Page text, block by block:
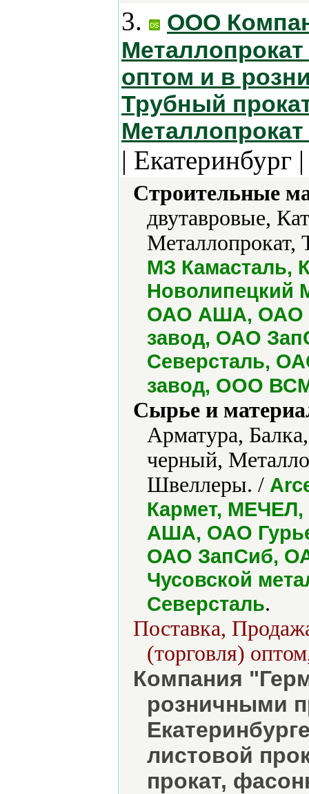
3.
OOO
Металлопрокат
оптом и в
Трубный
| Екатеринбург
Строительные
двутавровые,
МЗ Камасталь,
Новолипецкий
ОАО АША, ОАО
завод, ОАО
Северсталь,
завод, ООО
Сырье и
Арматура,
черный,
Швеллеры. /
Кармет,
АША, ОАО
ОАО ЗапСиб,
Чусовской
Северсталь.
Поставка,
(торговля)
Компания
розничными
листовой
прокат,